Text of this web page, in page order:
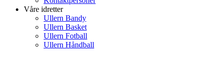
Våre idretter
Ullern Bandy
Ullern Basket
Ullern Fotball
Ullern Håndball